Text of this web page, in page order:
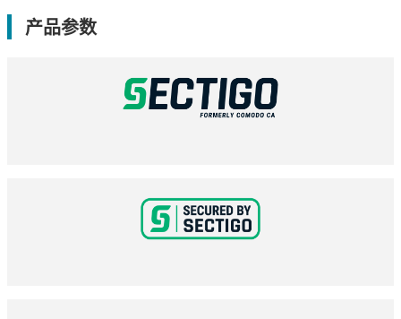
InstantSSL
AlphaSSL
OV企业型
CSR解析
SSL检测
产品参数